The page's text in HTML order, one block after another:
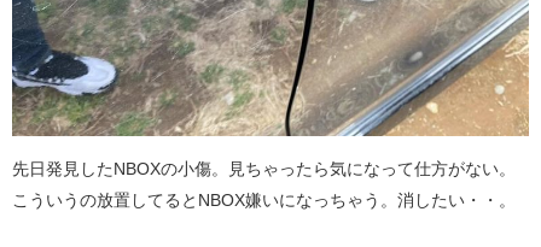
先日発見したNBOXの小傷。見ちゃったら気になって仕方がない。
こういうの放置してるとNBOX嫌いになっちゃう。消したい・・。